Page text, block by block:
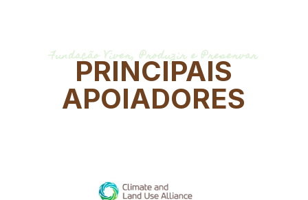
Fundação Viver, Produzir e Preservar
PRINCIPAIS
APOIADORES